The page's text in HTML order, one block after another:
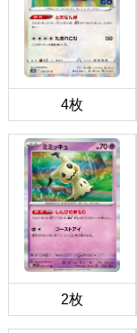
4枚
2枚